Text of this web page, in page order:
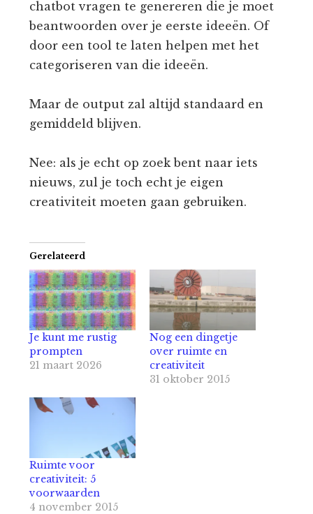
chatbot vragen te genereren die je moet
beantwoorden over je eerste ideeën. Of
door een tool te laten helpen met het
categoriseren van die ideeën.
Maar de output zal altijd standaard en
gemiddeld blijven.
Nee: als je echt op zoek bent naar iets
nieuws, zul je toch echt je eigen
creativiteit moeten gaan gebruiken.
Gerelateerd
Je kunt me rustig
prompten
21 maart 2026
Nog een dingetje
over ruimte en
creativiteit
31 oktober 2015
Ruimte voor
creativiteit: 5
voorwaarden
4 november 2015